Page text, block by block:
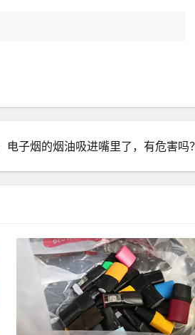
电子烟的烟油吸进嘴里了，有危害吗